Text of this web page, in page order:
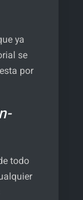
ya
se
por
todo